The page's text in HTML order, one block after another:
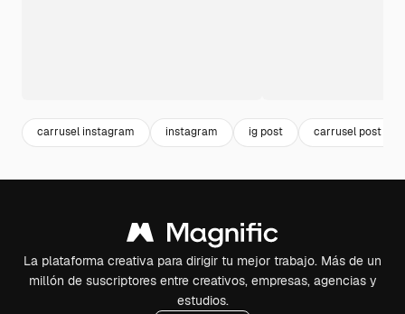
carrusel instagram instagram ig post carrusel post
La plataforma creativa para dirigir tu mejor trabajo. Más de un
millón de suscriptores entre creativos, empresas, agencias y
estudios.